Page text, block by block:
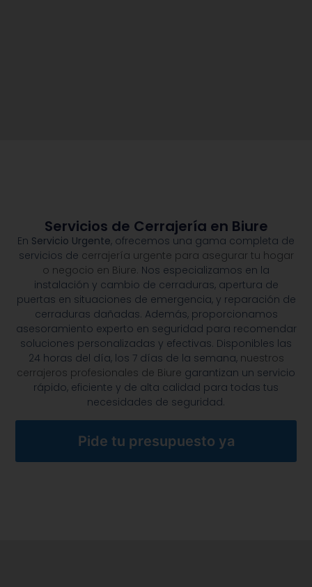
Servicios de Cerrajería en Biure
En Servicio Urgente, ofrecemos una gama completa de
servicios de cerrajería urgente para asegurar tu hogar
o negocio en Biure. Nos especializamos en la
instalación y cambio de cerraduras, apertura de
puertas en situaciones de emergencia, y reparación de
cerraduras dañadas. Además, proporcionamos
asesoramiento experto en seguridad para recomendar
soluciones personalizadas y efectivas. Disponibles las
24 horas del día, los 7 días de la semana, nuestros
cerrajeros profesionales de Biure garantizan un servicio
rápido, eficiente y de alta calidad para todas tus
necesidades de seguridad.
Pide tu presupuesto ya